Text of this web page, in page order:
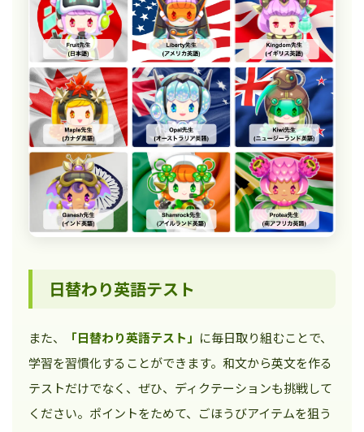
日替わり英語テスト
また、 「日替わり英語テスト」 に毎日取り組むことで、
学習を習慣化することができます。和文から英文を作る
テストだけでなく、ぜひ、ディクテーションも挑戦して
ください。ポイントをためて、ごほうびアイテムを狙う